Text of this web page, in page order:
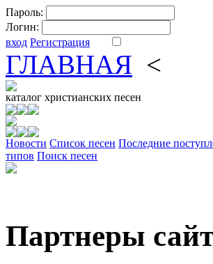
Пароль:
Логин:
вход Регистрация
ГЛАВНАЯ <
каталог христианских песен
Новости Cписок песен Последние
типов Поиск песен
Партнеры